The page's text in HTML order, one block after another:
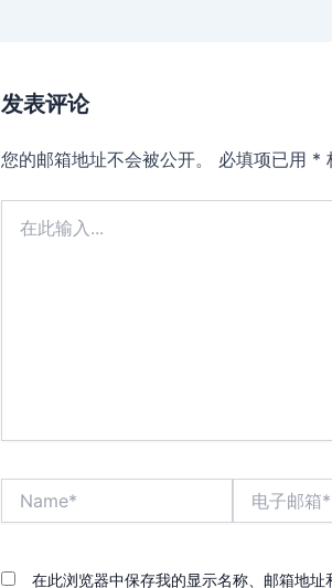
发表评论
您的邮箱地址不会被公开。 必填项已用 *
*
在此浏览器中保存我的显示名称、邮箱地址